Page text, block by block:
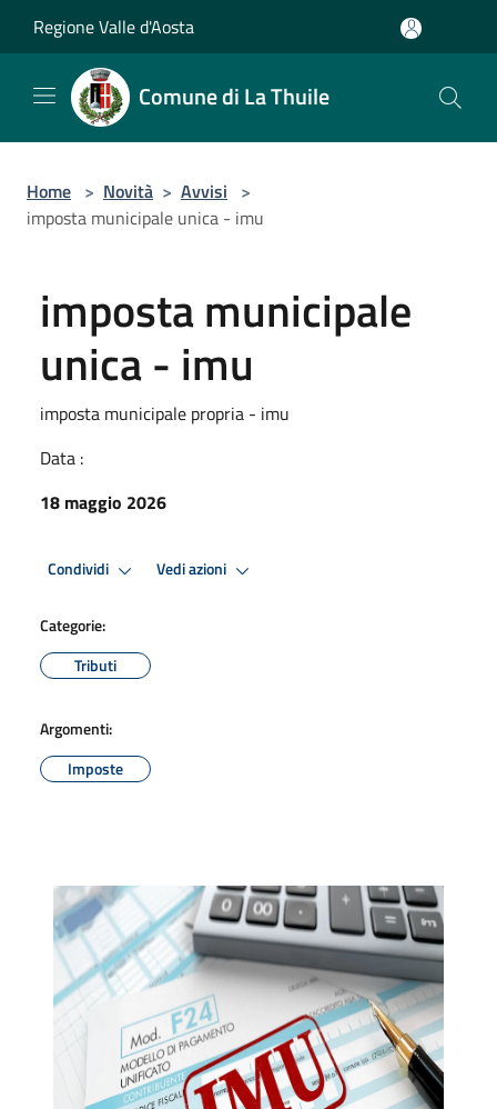
Regione Valle d'Aosta
Comune di La Thuile
Home > Novità > Avvisi >
imposta municipale unica - imu
imposta municipale
unica - imu
imposta municipale propria - imu
Data :
18 maggio 2026
Condividi Vedi azioni
Categorie:
Tributi
Argomenti:
Imposte